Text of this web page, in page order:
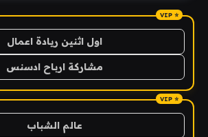
اول اثنين ريادة اعمال
مشاركة ارباح ادسنس
عالم الشباب